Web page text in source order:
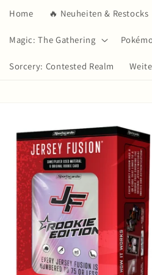
Home 🔥 Neuheiten & Restocks
Magic: The Gathering
Sorcery: Contested Realm